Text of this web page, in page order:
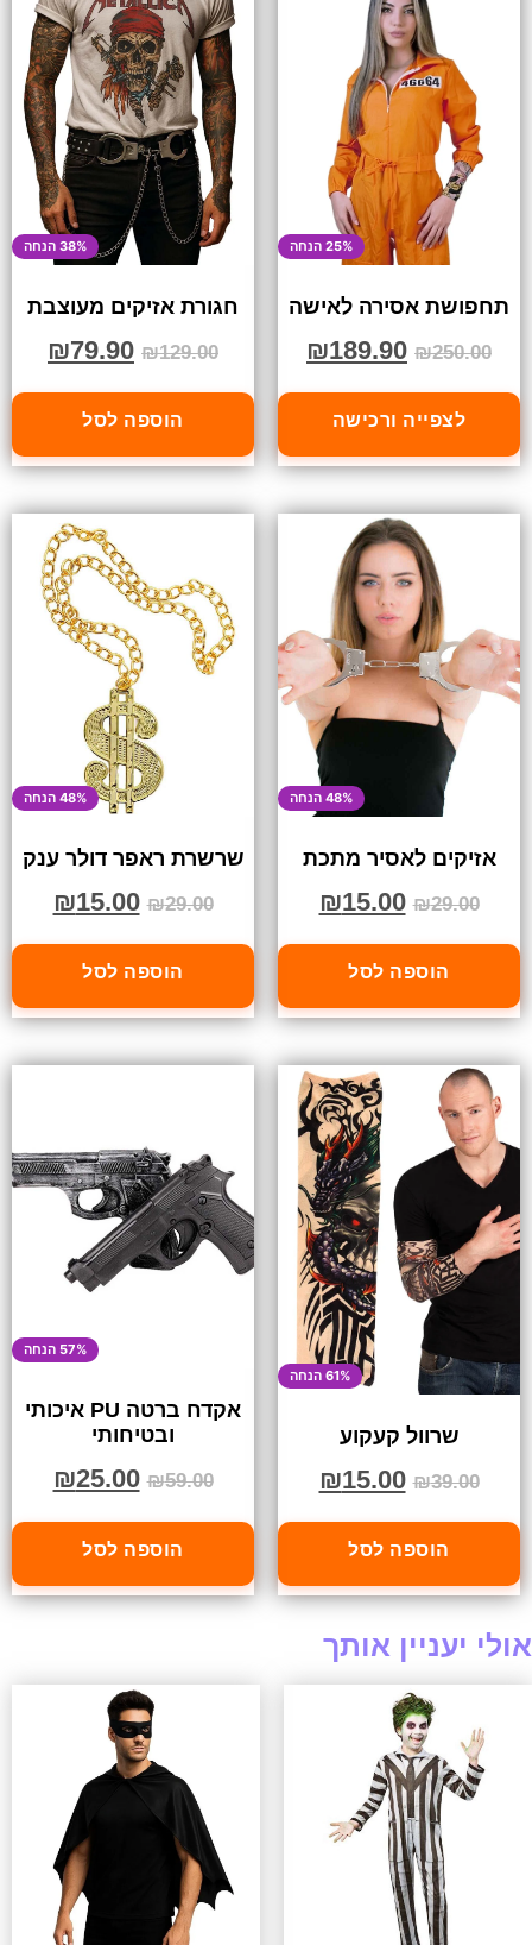
25% הנחה
תחפושת אסירה לאישה
₪250.00
₪189.90
לצפייה ורכישה
38% הנחה
חגורת אזיקים מעוצבת
₪129.00
₪79.90
הוספה לסל
48% הנחה
אזיקים לאסיר מתכת
₪29.00
₪15.00
הוספה לסל
48% הנחה
שרשרת ראפר דולר ענק
₪29.00
₪15.00
הוספה לסל
61% הנחה
שרוול קעקוע
₪39.00
₪15.00
הוספה לסל
57% הנחה
אקדח ברטה PU איכותי
ובטיחותי
₪59.00
₪25.00
הוספה לסל
אולי יעניין אותך